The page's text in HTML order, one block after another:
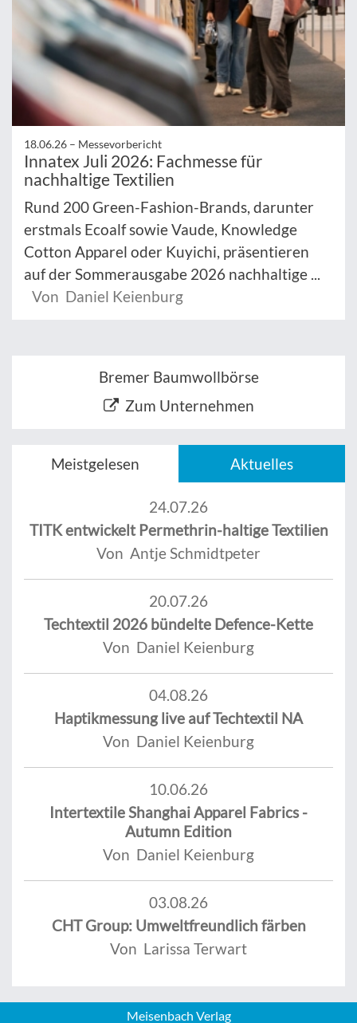
18.06.26 – Messevorbericht
Innatex Juli 2026: Fachmesse für
nachhaltige Textilien
Rund 200 Green-Fashion-Brands, darunter
erstmals Ecoalf sowie Vaude, Knowledge
Cotton Apparel oder Kuyichi, präsentieren
auf der Sommerausgabe 2026 nachhaltige ...
Von Daniel Keienburg
Bremer Baumwollbörse
Zum Unternehmen
Meistgelesen Aktuelles
24.07.26
TITK entwickelt Permethrin-haltige Textilien
Von Antje Schmidtpeter
20.07.26
Techtextil 2026 bündelte Defence-Kette
Von Daniel Keienburg
04.08.26
Haptikmessung live auf Techtextil NA
Von Daniel Keienburg
10.06.26
Intertextile Shanghai Apparel Fabrics -
Autumn Edition
Von Daniel Keienburg
03.08.26
CHT Group: Umweltfreundlich färben
Von Larissa Terwart
Meisenbach Verlag